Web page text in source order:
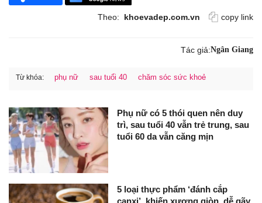
Theo: khoevadep.com.vn copy link
Tác giả:Ngân Giang
Từ khóa: phụ nữ sau tuổi 40 chăm sóc sức khoẻ
Phụ nữ có 5 thói quen nên duy
trì, sau tuổi 40 vẫn trẻ trung, sau
tuổi 60 da vẫn căng mịn
5 loại thực phẩm ‘đánh cắp
canxi’, khiến xương giòn, dễ gãy,